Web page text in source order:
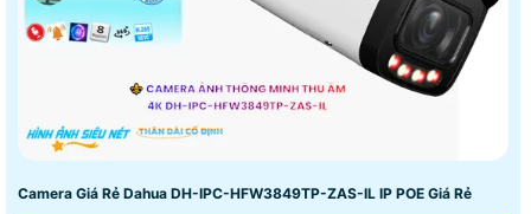
Camera Giá Rẻ Dahua DH-IPC-HFW3849TP-ZAS-IL IP POE Giá Rẻ